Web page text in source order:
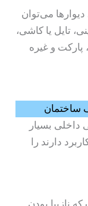
می‌توان
تایل یا کاشی،
و غیره
ساختمان
بسیار
دارند را